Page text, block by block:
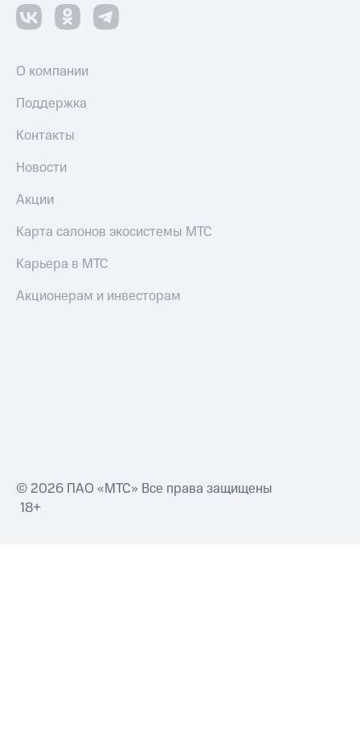
О компании
Поддержка
Контакты
Новости
Акции
Карта салонов экосистемы МТС
Карьера в МТС
Акционерам и инвесторам
© 2026 ПАО «МТС» Все права защищены
18+